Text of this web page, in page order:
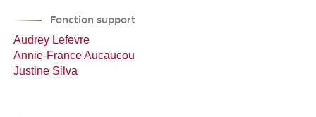
Fonction support
Audrey Lefevre
Annie-France Aucaucou
Justine Silva